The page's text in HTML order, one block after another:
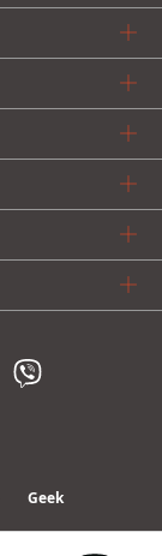
Geek